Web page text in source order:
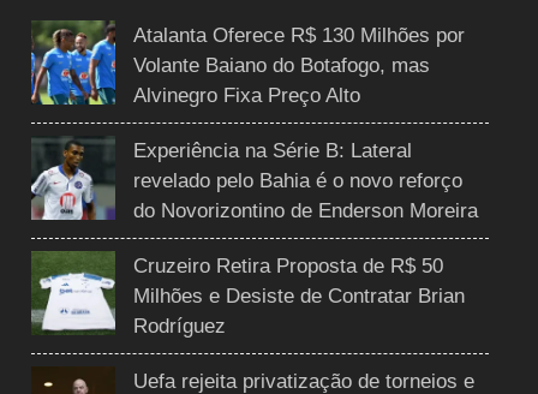
Atalanta Oferece R$ 130 Milhões por
Volante Baiano do Botafogo, mas
Alvinegro Fixa Preço Alto
Experiência na Série B: Lateral
revelado pelo Bahia é o novo reforço
do Novorizontino de Enderson Moreira
Cruzeiro Retira Proposta de R$ 50
Milhões e Desiste de Contratar Brian
Rodríguez
Uefa rejeita privatização de torneios e